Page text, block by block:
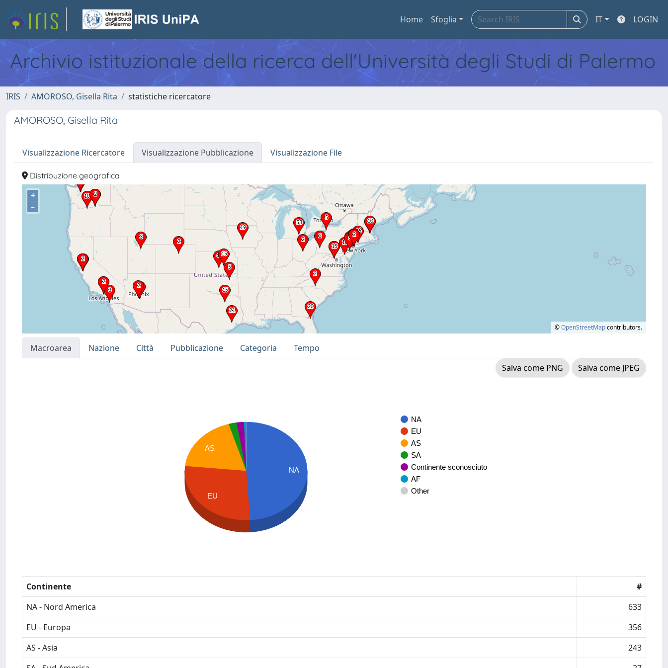
Home Sfoglia IT LOGIN
Archivio istituzionale della ricerca dell'Università degli Studi di Palermo
IRIS AMOROSO, Gisella Rita statistiche ricercatore
AMOROSO, Gisella Rita
Visualizzazione Ricercatore Visualizzazione Pubblicazione Visualizzazione File
Distribuzione geografica
+
–
©OpenStreetMapcontributors.
Macroarea Nazione Città Pubblicazione Categoria
Tempo
Salva come PNG
Salva come JPEG
NA
EU
AS
SA
Continente sconosciuto
AF
Other
NA
AS
EU
Continente
#
NA - Nord America
633
EU - Europa
356
AS - Asia
243